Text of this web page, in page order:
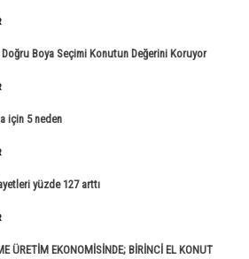
Doğru Boya Seçimi Konutun Değerini Koruyor
için 5 neden
yüzde 127 arttı
ÜRETİM EKONOMİSİNDE; BİRİNCİ EL KONUT